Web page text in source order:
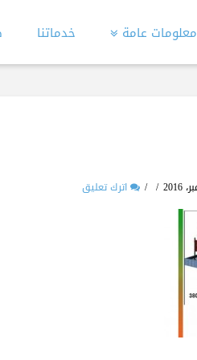
معلومات عامة خدماتنا
اترك تعليق